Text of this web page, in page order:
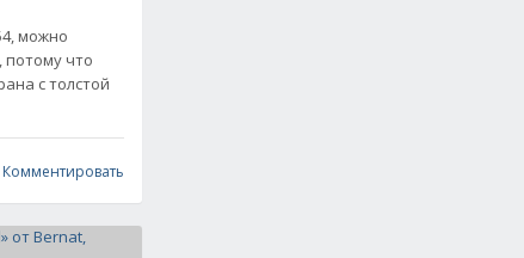
First Noel, вязаный спицами
можно
потому что
с толстой
Комментировать